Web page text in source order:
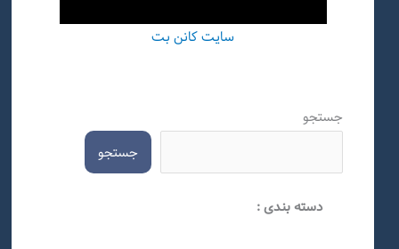
سایت کانن بت
جستجو
جستجو
دسته بندی :